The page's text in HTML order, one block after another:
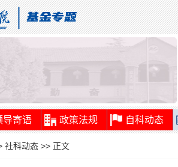
导寄语 政策法规 自科动态
社科动态 >> 正文